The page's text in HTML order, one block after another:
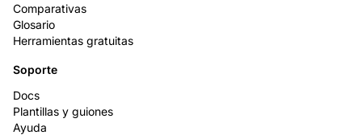
Comparativas
Glosario
Herramientas gratuitas
Soporte
Docs
Plantillas y guiones
Ayuda